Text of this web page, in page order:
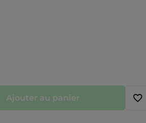
Ajouter au panier